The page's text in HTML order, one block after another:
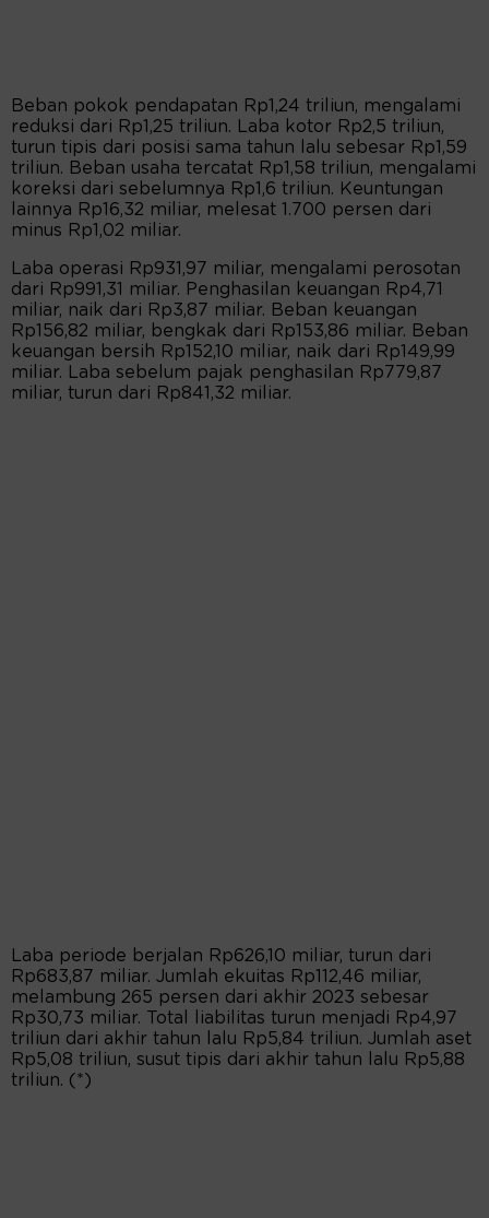
Beban pokok pendapatan Rp1,24 triliun, mengalami
reduksi dari Rp1,25 triliun. Laba kotor Rp2,5 triliun,
turun tipis dari posisi sama tahun lalu sebesar Rp1,59
triliun. Beban usaha tercatat Rp1,58 triliun, mengalami
koreksi dari sebelumnya Rp1,6 triliun. Keuntungan
lainnya Rp16,32 miliar, melesat 1.700 persen dari
minus Rp1,02 miliar.
Laba operasi Rp931,97 miliar, mengalami perosotan
dari Rp991,31 miliar. Penghasilan keuangan Rp4,71
miliar, naik dari Rp3,87 miliar. Beban keuangan
Rp156,82 miliar, bengkak dari Rp153,86 miliar. Beban
keuangan bersih Rp152,10 miliar, naik dari Rp149,99
miliar. Laba sebelum pajak penghasilan Rp779,87
miliar, turun dari Rp841,32 miliar.
Laba periode berjalan Rp626,10 miliar, turun dari
Rp683,87 miliar. Jumlah ekuitas Rp112,46 miliar,
melambung 265 persen dari akhir 2023 sebesar
Rp30,73 miliar. Total liabilitas turun menjadi Rp4,97
triliun dari akhir tahun lalu Rp5,84 triliun. Jumlah aset
Rp5,08 triliun, susut tipis dari akhir tahun lalu Rp5,88
triliun. (*)